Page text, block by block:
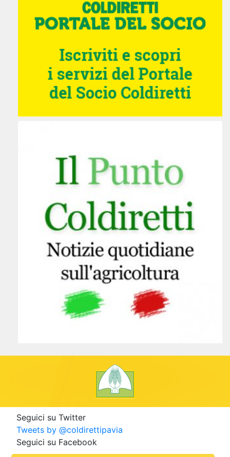
Seguici su Twitter
Tweets by @coldirettipavia
Seguici su Facebook